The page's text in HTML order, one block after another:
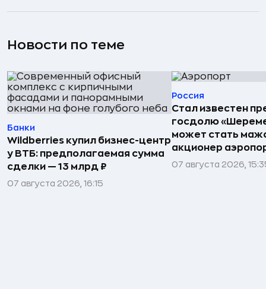
Новости по теме
Банки
Wildberries купил бизнес-центр
у ВТБ: предполагаемая сумма
сделки — 13 млрд ₽
07 августа 2026, 16:15
Россия
Стал известен
госдолю
может стать
акционер
07 августа 2026,